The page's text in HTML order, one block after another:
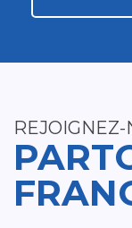
REJOIGNEZ-